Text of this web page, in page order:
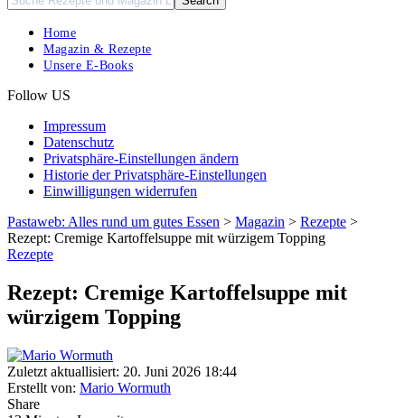
Home
Magazin & Rezepte
Unsere E-Books
Follow US
Impressum
Datenschutz
Privatsphäre-Einstellungen ändern
Historie der Privatsphäre-Einstellungen
Einwilligungen widerrufen
Pastaweb: Alles rund um gutes Essen > Magazin > Rezepte >
Rezept: Cremige Kartoffelsuppe mit würzigem Topping
Rezepte
Rezept: Cremige Kartoffelsuppe mit
würzigem Topping
Zuletzt aktuallisiert: 20. Juni 2026 18:44
Erstellt von: Mario Wormuth
Share